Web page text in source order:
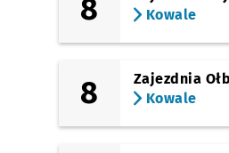
(Pomorska)
Pomorska
(Pomorska)
8
Kowale
8
Zajezdnia
Kowale